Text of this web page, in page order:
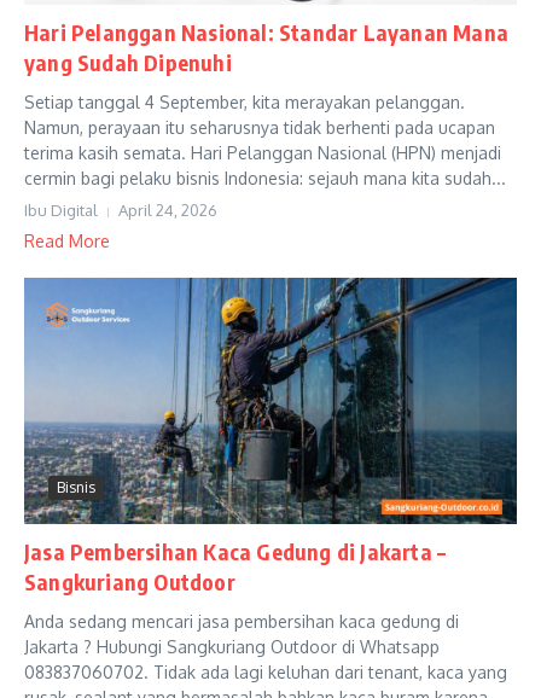
Hari Pelanggan Nasional: Standar Layanan Mana
yang Sudah Dipenuhi
Setiap tanggal 4 September, kita merayakan pelanggan.
Namun, perayaan itu seharusnya tidak berhenti pada ucapan
terima kasih semata. Hari Pelanggan Nasional (HPN) menjadi
cermin bagi pelaku bisnis Indonesia: sejauh mana kita sudah...
Ibu Digital April 24, 2026
Read More
Bisnis
Jasa Pembersihan Kaca Gedung di Jakarta –
Sangkuriang Outdoor
Anda sedang mencari jasa pembersihan kaca gedung di
Jakarta ? Hubungi Sangkuriang Outdoor di Whatsapp
083837060702. Tidak ada lagi keluhan dari tenant, kaca yang